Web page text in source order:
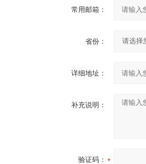
常用邮箱：
省份：
详细地址：
补充说明：
验证码：